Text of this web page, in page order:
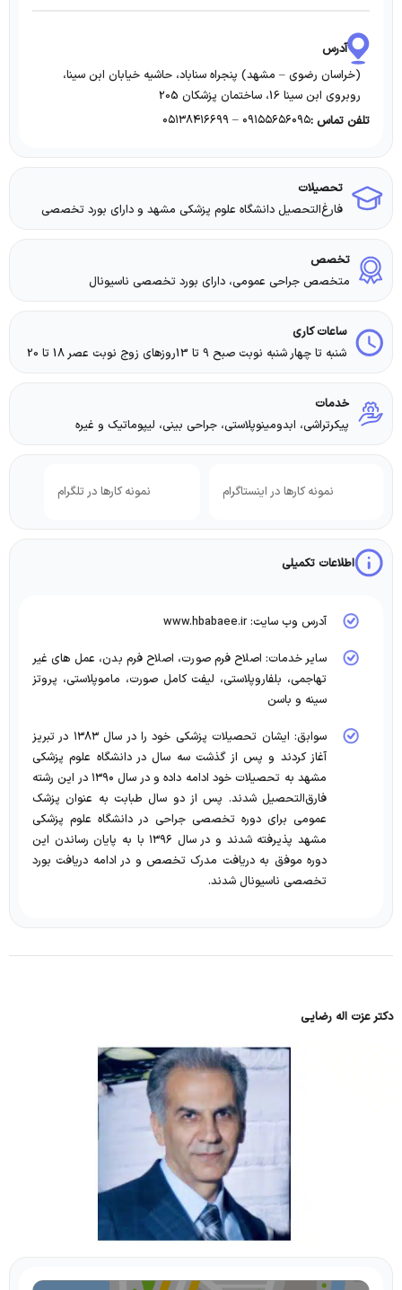
آدرس
(خراسان رضوی – مشهد) پنجراه سناباد، حاشیه خیابان ابن سینا،
روبروی ابن سینا 16، ساختمان پزشکان 205
تلفن تماس :۰۹۱۵۵۶۵۶۰۹۵ – ۰۵۱۳۸۴۱۶۶۹۹
تحصیلات
فارغ‌التحصیل دانشگاه علوم پزشکی مشهد و دارای بورد تخصصی
تخصص
متخصص جراحی عمومی، دارای بورد تخصصی ناسیونال
ساعات کاری
شنبه تا چهار شنبه نوبت صبح 9 تا 13روزهای زوج نوبت عصر 18 تا 20
خدمات
پیکرتراشی، ابدومینوپلاستی، جراحی بینی، لیپوماتیک و غیره
نمونه کارها در اینستاگرام نمونه کارها در تلگرام
اطلاعات تکمیلی
آدرس وب سایت: www.hbabaee.ir
سایر خدمات: اصلاح فرم صورت، اصلاح فرم بدن، عمل های غیر
تهاجمی، بلفاروپلاستی، لیفت کامل صورت، ماموپلاستی، پروتز
سینه و باسن
سوابق: ایشان تحصیلات پزشکی خود را در سال ۱۳۸۳ در تبریز
آغاز کردند و پس از گذشت سه سال در دانشگاه علوم پزشکی
مشهد به تحصیلات خود ادامه داده و در سال ۱۳۹۰ در این رشته
فارق‌التحصیل شدند. پس از دو سال طبابت به عنوان پزشک
عمومی برای دوره تخصصی جراحی در دانشگاه علوم پزشکی
مشهد پذیرفته شدند و در سال ۱۳۹۶ با به پایان رساندن این
دوره موفق به دریافت مدرک تخصص و در ادامه دریافت بورد
تخصصی ناسیونال شدند.
دکتر عزت اله رضایی